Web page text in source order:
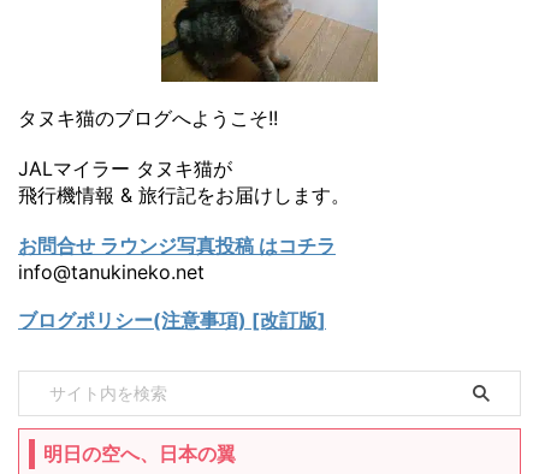
タヌキ猫のブログへようこそ!!
JALマイラー タヌキ猫が
飛行機情報 & 旅行記をお届けします。
お問合せ ラウンジ写真投稿 はコチラ
info@tanukineko.net
ブログポリシー(注意事項) [改訂版]
明日の空へ、日本の翼